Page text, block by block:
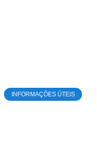
INFORMAÇÕES ÚTEIS